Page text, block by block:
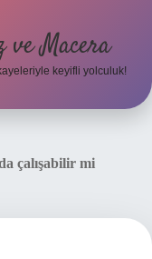
ve Macera
keyifli yolculuk!
çalışabilir mi